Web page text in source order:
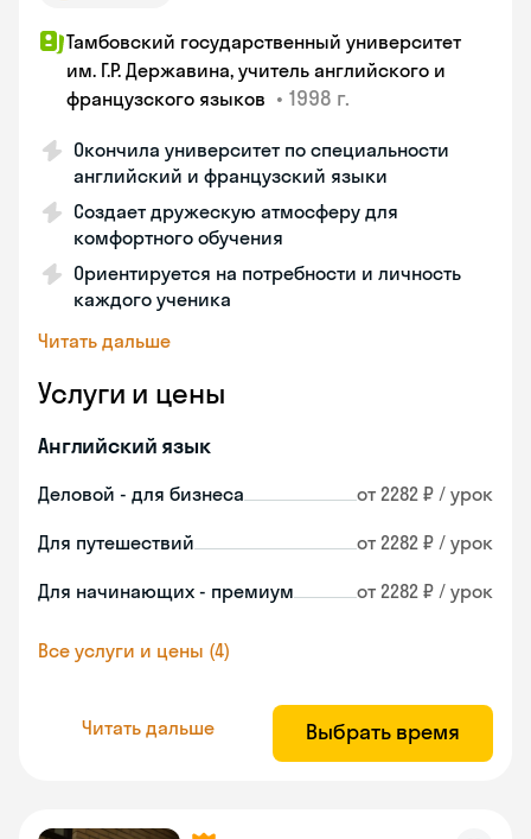
Тамбовский государственный университет
им. Г.Р. Державина, учитель английского и
французского языков • 1998 г.
Окончила университет по специальности
английский и французский языки
Создает дружескую атмосферу для
комфортного обучения
Ориентируется на потребности и личность
каждого ученика
Читать дальше
Услуги и цены
Английский язык
Деловой - для бизнеса от 2282 ₽ / урок
Для путешествий от 2282 ₽ / урок
Для начинающих - премиум от 2282 ₽ / урок
Все услуги и цены (4)
Читать дальше Выбрать время